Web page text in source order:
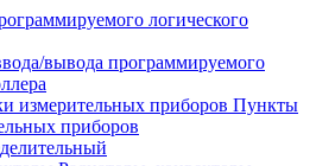
логического
вывода программируемого
Пункты
приборов